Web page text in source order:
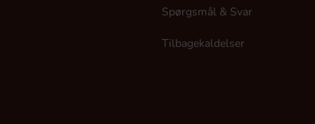
Spørgsmål & Svar
Tilbagekaldelser